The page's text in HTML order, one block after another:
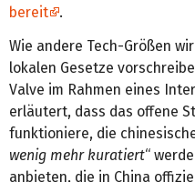
bereit
.
Wie andere Tech-Größen
lokalen Gesetze
Valve im Rahmen eines
erläutert, dass das offene
funktioniere, die
wenig mehr kuratiert“
anbieten, die in China